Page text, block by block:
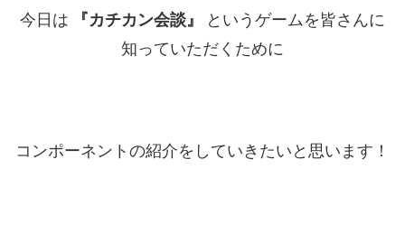
今日は 『カチカン会談』
というゲームを皆さんに
知っていただくために
コンポーネントの紹介をしていきたいと思います！